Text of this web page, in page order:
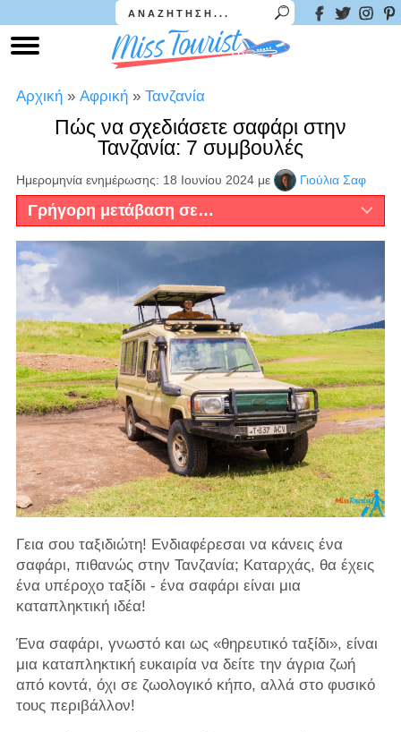
Αρχική » Αφρική » Τανζανία
Πώς να σχεδιάσετε σαφάρι στην
Τανζανία: 7 συμβουλές
Ημερομηνία ενημέρωσης: 18 Ιουνίου 2024 με Γιούλια Σαφ
Γρήγορη μετάβαση σε…
Γεια σου ταξιδιώτη! Ενδιαφέρεσαι να κάνεις ένα
σαφάρι, πιθανώς στην Τανζανία; Καταρχάς, θα έχεις
ένα υπέροχο ταξίδι - ένα σαφάρι είναι μια
καταπληκτική ιδέα!
Ένα σαφάρι, γνωστό και ως «θηρευτικό ταξίδι», είναι
μια καταπληκτική ευκαιρία να δείτε την άγρια ​​ζωή
από κοντά, όχι σε ζωολογικό κήπο, αλλά στο φυσικό
τους περιβάλλον!